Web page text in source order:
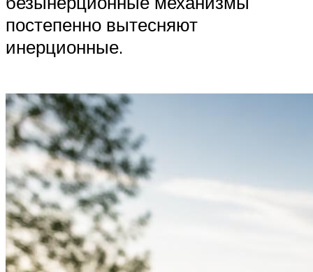
постепенно вытесняют
инерционные.